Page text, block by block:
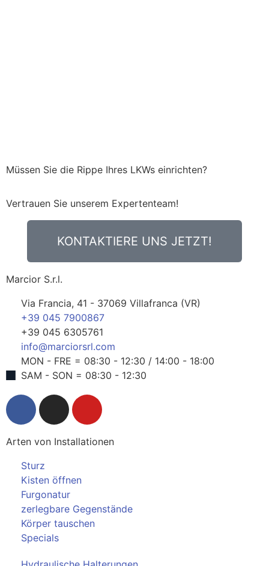
Müssen Sie die Rippe Ihres LKWs einrichten?
Vertrauen Sie unserem Expertenteam!
KONTAKTIERE UNS JETZT!
Marcior S.r.l.
Via Francia, 41 - 37069 Villafranca (VR)
+39 045 7900867
+39 045 6305761
info@marciorsrl.com
MON - FRE = 08:30 - 12:30 / 14:00 - 18:00
SAM - SON = 08:30 - 12:30
Arten von Installationen
Sturz
Kisten öffnen
Furgonatur
zerlegbare Gegenstände
Körper tauschen
Specials